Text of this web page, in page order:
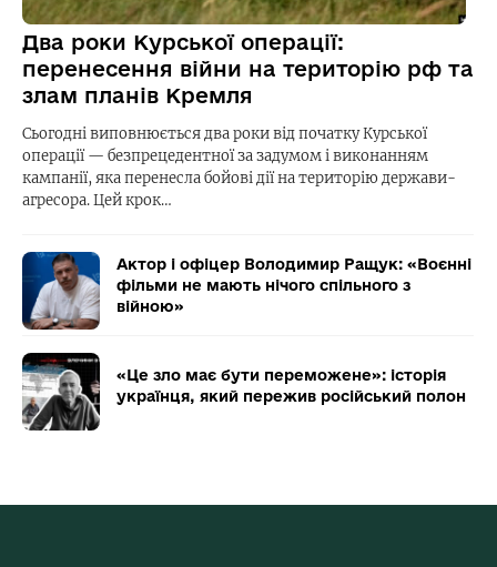
Два роки Курської операції:
перенесення війни на територію рф та
злам планів Кремля
Сьогодні виповнюється два роки від початку Курської
операції — безпрецедентної за задумом і виконанням
кампанії, яка перенесла бойові дії на територію держави-
агресора. Цей крок…
Актор і офіцер Володимир Ращук: «Воєнні
фільми не мають нічого спільного з
війною»
«Це зло має бути переможене»: історія
українця, який пережив російський полон